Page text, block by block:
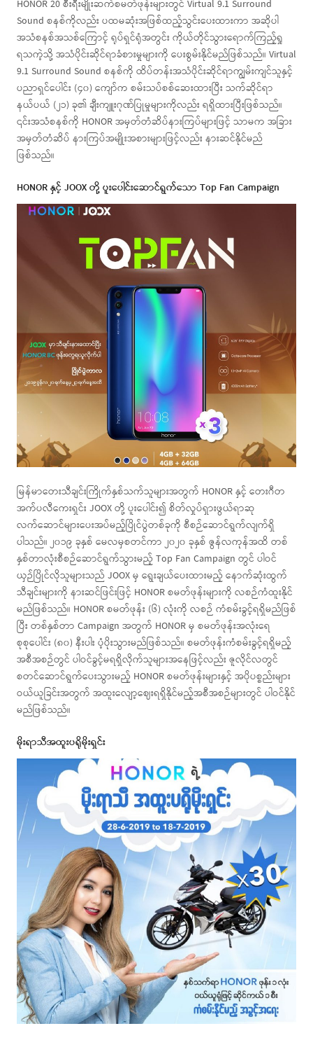
HONOR 20 စီးရီးမျိုးဆက်စမတ်ဖုန်းများတွင် Virtual 9.1 Surround
Sound စနစ်ကိုလည်း ပထမဆုံးအဖြစ်ထည့်သွင်းပေးထားကာ အဆိုပါ
အသံစနစ်အသစ်ကြောင့် ရုပ်ရှင်ရုံအတွင်း ကိုယ်တိုင်သွားရောက်ကြည့်ရှု
ရသကဲ့သို့ အသံပိုင်းဆိုင်ရာခံစားမှုများကို ပေးစွမ်းနိုင်မည်ဖြစ်သည်။ Virtual
9.1 Surround Sound စနစ်ကို ထိပ်တန်းအသံပိုင်းဆိုင်ရာကျွမ်းကျင်သူနှင့်
ပညာရှင်ပေါင်း (၄၀) ကျော်က စမ်းသပ်စစ်ဆေးထားပြီး သက်ဆိုင်ရာ
နယ်ပယ် (၂၁) ခု၏ ချီးကျူးဂုဏ်ပြုမှုများကိုလည်း ရရှိထားပြီးဖြစ်သည်။
၎င်းအသံစနစ်ကို HONOR အမှတ်တံဆိပ်နားကြပ်များဖြင့် သာမက အခြား
အမှတ်တံဆိပ် နားကြပ်အမျိုးအစားများဖြင့်လည်း နားဆင်နိုင်မည်
ဖြစ်သည်။
HONOR နှင့် JOOX တို့ ပူးပေါင်းဆောင်ရွက်သော Top Fan Campaign
မြန်မာတေးသီချင်းကြိုက်နှစ်သက်သူများအတွက် HONOR နှင့် တေးဂီတ
အက်ပလီကေးရှင်း JOOX တို့ ပူးပေါင်း၍ စိတ်လှုပ်ရှားဖွယ်ရာဆု
လက်ဆောင်များပေးအပ်မည့်ပြိုင်ပွဲတစ်ခုကို စီစဉ်ဆောင်ရွက်လျက်ရှိ
ပါသည်။ ၂၀၁၉ ခုနှစ် မေလမှစတင်ကာ ၂၀၂၀ ခုနှစ် ဇွန်လကုန်အထိ တစ်
နှစ်တာလုံးစီစဉ်ဆောင်ရွက်သွားမည့် Top Fan Campaign တွင် ပါဝင်
ယှဉ်ပြိုင်လိုသူများသည် JOOX မှ ရွေးချယ်ပေးထားမည့် နောက်ဆုံးထွက်
သီချင်းများကို နားဆင်ဖြင်းဖြင့် HONOR စမတ်ဖုန်းများကို လစဉ်ကံထူးနိုင်
မည်ဖြစ်သည်။ HONOR စမတ်ဖုန်း (၆) လုံးကို လစဉ် ကံစမ်းခွင့်ရရှိမည်ဖြစ်
ပြီး တစ်နှစ်တာ Campaign အတွက် HONOR မှ စမတ်ဖုန်းအလုံးရေ
စုစုပေါင်း (၈၀) နီးပါး ပံ့ပိုးသွားမည်ဖြစ်သည်။ စမတ်ဖုန်းကံစမ်းခွင့်ရရှိမည့်
အစီအစဉ်တွင် ပါဝင်ခွင့်မရရှိလိုက်သူများအနေဖြင့်လည်း ဇူလိုင်လတွင်
စတင်ဆောင်ရွက်ပေးသွားမည့် HONOR စမတ်ဖုန်းများနှင့် အပိုပစ္စည်းများ
ဝယ်ယူခြင်းအတွက် အထူးလျော့ဈေးရရှိနိုင်မည့်အစီအစဉ်များတွင် ပါဝင်နိုင်
မည်ဖြစ်သည်။
မိုးရာသီအထူးပရိုမိုးရှင်း